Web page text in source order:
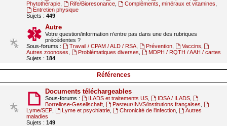
Phytothérapie
Rife/Bioresonance, Compléments, minéraux et vitamines
Entretien physique
Sujets : 449
Autre
Votre question/information n'entre pas dans une des rubriques
précédentes ?
Sous-forums :
Travail / CPAM / ALD / RSA, Prévention, Vaccins
Autres zoonoses
Problématiques diverses
MDPH / RQTH / AAH / cartes
Sujets : 184
Références
Documents téléchargeables
Sous-forums : ILADS et traitements US, IDSA / ILADS,
Borreliose-Gesellschaft
Pasteur/INVS/institutions françaises
Lyme/SEP
Lyme et psychiatrie, Chronicité de l'infection,
Autres
maladies
Sujets : 149